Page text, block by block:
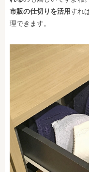
市販の仕切りを活用すれ
理できます。